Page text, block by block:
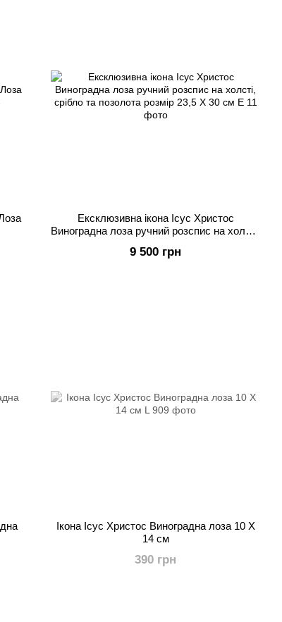
Ексклюзивна ікона Ісус Христос
Виноградна лоза ручний розспис на холсті,
9 500 грн
Ікона Ісус Христос Виноградна лоза 10 Х
14 см
390 грн